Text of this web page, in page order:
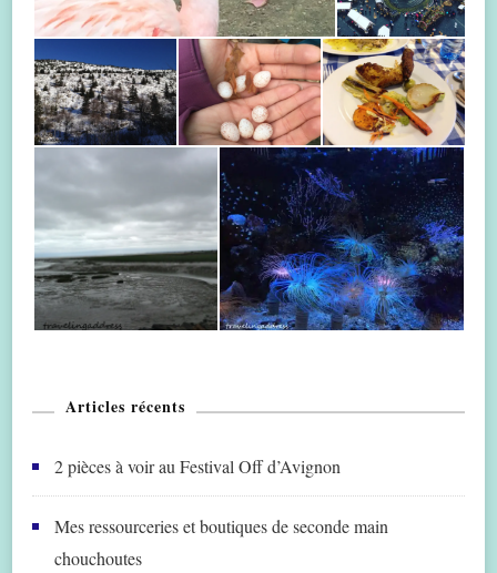
Articles récents
2 pièces à voir au Festival Off d’Avignon
Mes ressourceries et boutiques de seconde main
chouchoutes